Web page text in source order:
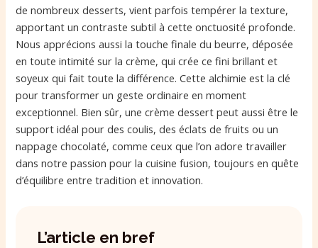
de nombreux desserts, vient parfois tempérer la texture,
apportant un contraste subtil à cette onctuosité profonde.
Nous apprécions aussi la touche finale du beurre, déposée
en toute intimité sur la crème, qui crée ce fini brillant et
soyeux qui fait toute la différence. Cette alchimie est la clé
pour transformer un geste ordinaire en moment
exceptionnel. Bien sûr, une crème dessert peut aussi être le
support idéal pour des coulis, des éclats de fruits ou un
nappage chocolaté, comme ceux que l’on adore travailler
dans notre passion pour la cuisine fusion, toujours en quête
d’équilibre entre tradition et innovation.
L’article en bref